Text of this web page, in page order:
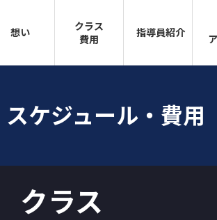
想い
クラス
費用
指導員紹介
ケジュール・費用
クラス